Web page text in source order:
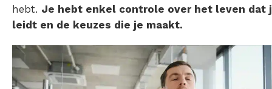
hebt. Je hebt enkel controle over het leven dat
leidt en de keuzes die je maakt.